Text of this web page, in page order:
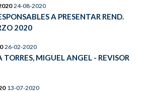
24-08-2020
A PRESENTAR REND.
2020
26-02-2020
TORRES, MIGUEL ANGEL - REVISOR
13-07-2020